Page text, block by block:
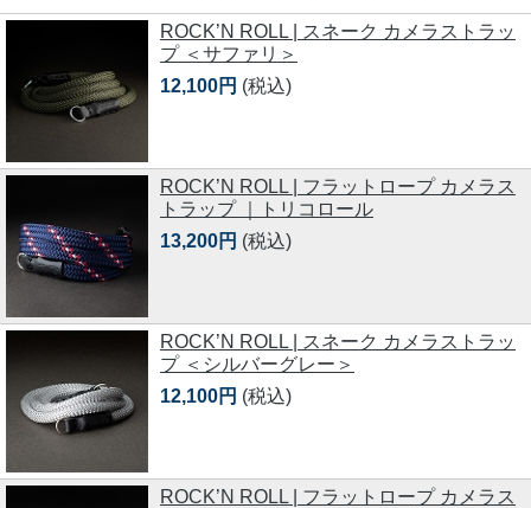
ROCK’N ROLL | スネーク カメラストラッ
プ ＜サファリ＞
12,100円 (税込)
ROCK’N ROLL | フラットロープ カメラス
トラップ ｜トリコロール
13,200円 (税込)
ROCK’N ROLL | スネーク カメラストラッ
プ ＜シルバーグレー＞
12,100円 (税込)
ROCK’N ROLL | フラットロープ カメラス